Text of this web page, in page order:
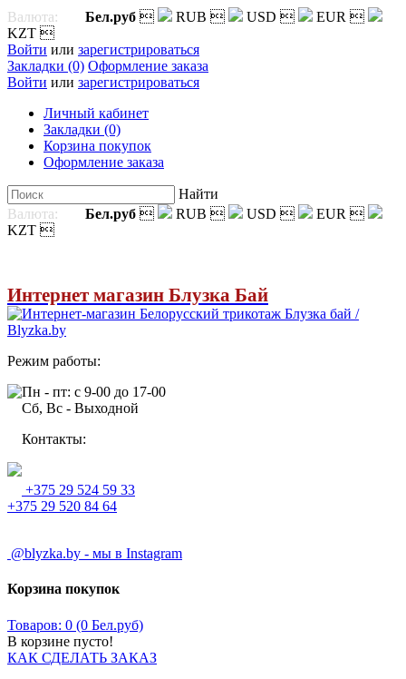
Валюта: Бел.руб  RUB  USD  EUR 
KZT 
Войти или зарегистрироваться
Закладки (0) Оформление заказа
Войти или зарегистрироваться
Личный кабинет
Закладки (0)
Корзина покупок
Оформление заказа
Найти
Валюта:
Бел.руб  RUB  USD  EUR 
KZT 
Интернет магазин Блузка Бай
Режим работы:
Пн - пт: с 9-00 до 17-00
Сб, Вс - Выходной
Контакты:
+375 29 524 59 33
+375 29 520 84 64
@blyzka.by - мы в Instagram
Корзина покупок
Товаров: 0 (0 Бел.руб)
В корзине пусто!
КАК СДЕЛАТЬ ЗАКАЗ